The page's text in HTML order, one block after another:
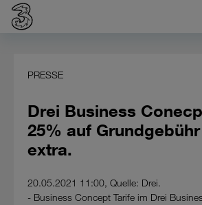
PRESSE
Drei Business
25% auf Grundgebühr
extra.
20.05.2021 11:00, Quelle: Drei.
- Business Concept Tarife im Drei